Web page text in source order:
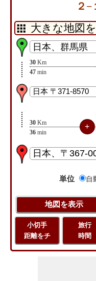
２−
30 Km
47 min
30 Km
36 min
単位 自
小切手
距離をチ
旅行
時間